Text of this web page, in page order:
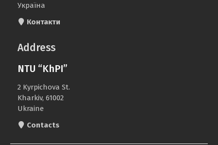
Україна
Контакти
Address
NTU “KhPI”
2 Kyrpichova St.
Kharkiv, 61002
Ukraine
Contacts